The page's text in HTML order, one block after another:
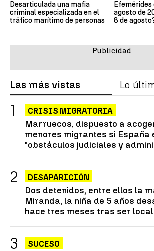
Desarticulada una mafia
criminal especializada en el
tráfico marítimo de personas
Efemérides
agosto de
8 de
Las más vistas Lo
CRISIS MIGRATORIA
Marruecos, dispuesto a
menores migrantes si España
"obstáculos judiciales y
DESAPARICIÓN
Dos detenidos, entre ellos la
Miranda, la niña de 5 años
hace tres meses tras ser
SUCESO